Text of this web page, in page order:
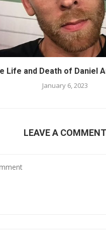
Life and Death of Daniel
January 6, 2023
LEAVE A COMMENT